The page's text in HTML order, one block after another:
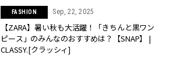
FASHION Sep, 22, 2025
【ZARA】暑い秋も大活躍！「きちんと黒ワン
ピース」のみんなのおすすめは？【SNAP】 |
CLASSY.[クラッシィ]